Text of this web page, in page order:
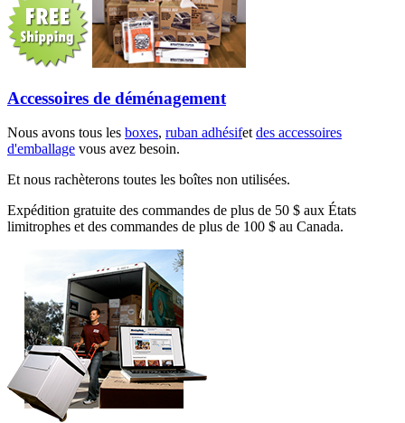
Accessoires de déménagement
Nous avons tous les boxes, ruban adhésifetdes accessoires
d'emballage vous avez besoin.
Et nous rachèterons toutes les boîtes non utilisées.
Expédition gratuite des commandes de plus de 50 $ aux États
limitrophes et des commandes de plus de 100 $ au Canada.